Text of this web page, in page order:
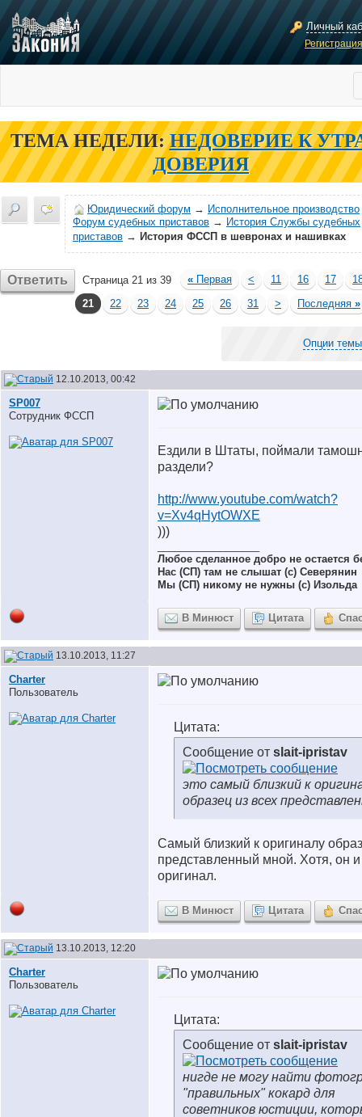
Личный
ТЕМА НЕДЕЛИ: НЕДОВЕРИЕ К
ДОВЕРИЯ
Юридический форум → Исполнительное производство
Форум судебных приставов → История Службы судебных
приставов → История ФССП в шевронах и нашивках
Ответить Страница 21 из 39 « Первая < 11 16 17
21
22 23 24 25 26 31 > Последняя »
Опции темы
12.10.2013, 00:42
SP007
Сотрудник ФССП
Ездили в Штаты, поймали
раздели?
http://www.youtube.com/watch?
v=Xv4qHytOWXE
)))
Любое сделанное добро не остается
Нас (СП) там не слышат (с) Северянин
Мы (СП) никому не нужны (с) Изольда
В Минюст Цитата
13.10.2013, 11:27
Charter
Пользователь
Цитата:
Сообщение от slait-ipristav
это самый близкий к
образец из всех
Самый близкий к оригиналу
представленный мной. Хотя, он и
оригинал.
В Минюст Цитата
13.10.2013, 12:20
Charter
Пользователь
Цитата:
Сообщение от slait-ipristav
нигде не могу найти
"правильных" кокард для
советников юстиции,